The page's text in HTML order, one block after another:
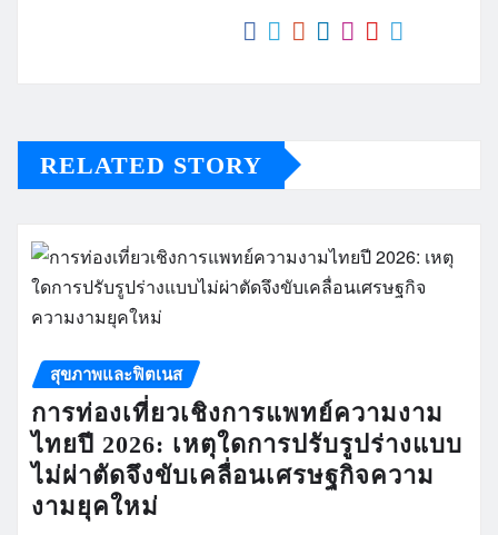
RELATED STORY
สุขภาพและฟิตเนส
การท่องเที่ยวเชิงการแพทย์ความงาม
ไทยปี 2026: เหตุใดการปรับรูปร่างแบบ
ไม่ผ่าตัดจึงขับเคลื่อนเศรษฐกิจความ
งามยุคใหม่